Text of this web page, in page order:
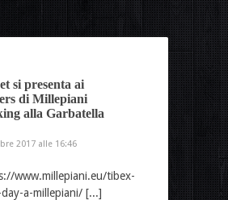
si presenta ai
di Millepiani
alla Garbatella
2017 alle 16:46
www.millepiani.eu/tibex-
a-millepiani/ [...]